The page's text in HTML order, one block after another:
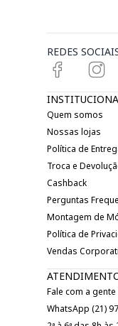
REDES
Quem somos
Nossas lojas
Política de
Troca e
Cashback
Perguntas
Montagem de
Política de
Vendas
Fale com a
WhatsApp (21)